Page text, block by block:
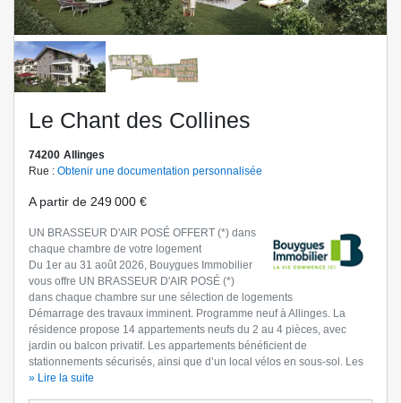
Le Chant des Collines
74200 Allinges
Rue : Obtenir une documentation personnalisée
A partir de 249 000 €
UN BRASSEUR D'AIR POSÉ OFFERT (*) dans
chaque chambre de votre logement
Du 1er au 31 août 2026, Bouygues Immobilier
vous offre UN BRASSEUR D'AIR POSÉ (*)
dans chaque chambre sur une sélection de logements
Démarrage des travaux imminent. Programme neuf à Allinges. La
résidence propose 14 appartements neufs du 2 au 4 pièces, avec
jardin ou balcon privatif. Les appartements bénéficient de
stationnements sécurisés, ainsi que d’un local vélos en sous-sol. Les
résidents profitent de trois espaces verts partagés : potager, aire de
» Lire la suite